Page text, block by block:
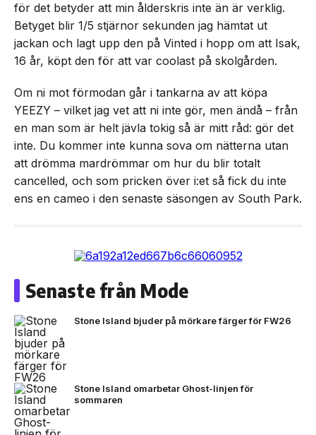
för det betyder att min ålderskris inte än är verklig.
Betyget blir 1/5 stjärnor sekunden jag hämtat ut
jackan och lagt upp den på Vinted i hopp om att Isak,
16 år, köpt den för att var coolast på skolgården.
Om ni mot förmodan går i tankarna av att köpa
YEEZY – vilket jag vet att ni inte gör, men ändå – från
en man som är helt jävla tokig så är mitt råd: gör det
inte. Du kommer inte kunna sova om nätterna utan
att drömma mardrömmar om hur du blir totalt
cancelled, och som pricken över i:et så fick du inte
ens en cameo i den senaste säsongen av South Park.
Senaste från Mode
Stone Island bjuder på mörkare färger för FW26
Stone Island omarbetar Ghost-linjen för
sommaren